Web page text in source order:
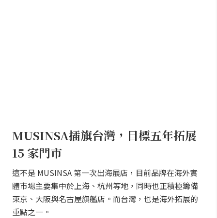
MUSINSA插旗台灣，目標五年拓展
15 家門市
這不是 MUSINSA 第一次出海展店，目前品牌在海外實
體市場主要集中於上海、杭州等地，同時也正積極籌備
東京、大阪與名古屋旗艦店。而台灣，也是海外拓展的
重點之一。